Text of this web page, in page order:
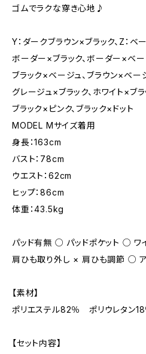
ゴムでラクな穿き心地♪
Y：ダークブラウン×ブラック、Z：ベ
ボーダー×ブラック、ボーダー×ベー
ブラック×ベージュ、ブラウン×ベー
グレージュ×ブラック、ホワイト×ブ
ブラック×ピンク、ブラック×ドット
MODEL Mサイズ着用
身長：163cm
バスト：78cm
ウエスト：62cm
ヒップ：86cm
体重：43.5kg
パッド有無 ○ パッドポケット ○ ワ
肩ひも取り外し × 肩ひも調節 ○
【素材】
ポリエステル82％ ポリウレタン18
【セット内容】